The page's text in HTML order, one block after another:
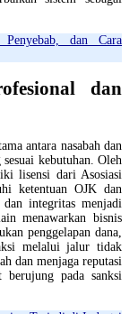
Penyebab, dan Cara
dan
antara nasabah dan
kebutuhan. Oleh
lisensi dari Asosiasi
ketentuan OJK dan
dan integritas menjadi
menawarkan bisnis
penggelapan dana,
melalui jalur tidak
dan menjaga reputasi
berujung pada sanksi